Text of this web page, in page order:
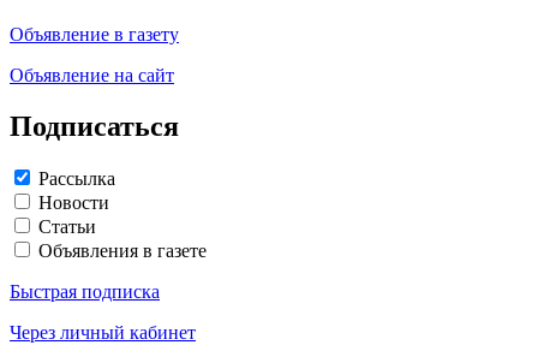
Объявление в газету
Объявление на сайт
Подписаться
Рассылка
Новости
Статьи
Объявления в газете
Быстрая подписка
Через личный кабинет